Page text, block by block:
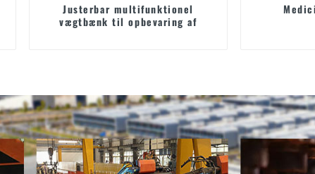
Justerbar multifunktionel
vægtbænk til opbevaring af